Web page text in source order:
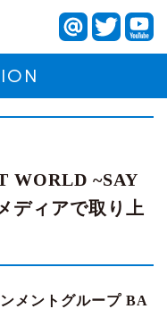
WORLD ~SAY
ディアで取り上
メントグループ BA